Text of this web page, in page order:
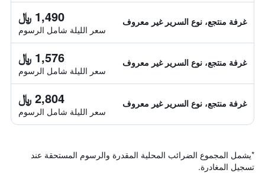
غرفة منتجع، نوع السرير غير معروف 1,490 ﷼
سعر الليلة شامل الرسوم
غرفة منتجع، نوع السرير غير معروف 1,576 ﷼
سعر الليلة شامل الرسوم
غرفة منتجع، نوع السرير غير معروف 2,804 ﷼
سعر الليلة شامل الرسوم
*يشمل المجموع الضرائب المحلية المقدرة والرسوم المستحقة عند
تسجيل المغادرة.